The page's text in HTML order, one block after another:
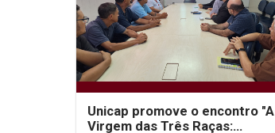
Unicap promove o encontro "A
Virgem das Três Raças: